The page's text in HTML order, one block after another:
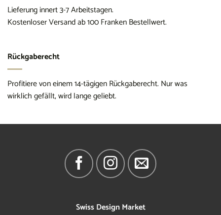
Lieferung innert 3-7 Arbeitstagen.
Kostenloser Versand ab 100 Franken Bestellwert.
Rückgaberecht
Profitiere von einem 14-tägigen Rückgaberecht. Nur was
wirklich gefällt, wird lange geliebt.
Swiss Design Market